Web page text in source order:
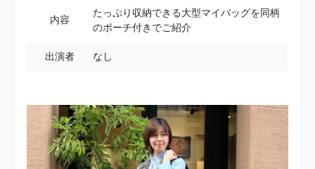
内容
たっぷり収納できる大型マイバッグを同柄
のポーチ付きでご紹介
出演者 なし